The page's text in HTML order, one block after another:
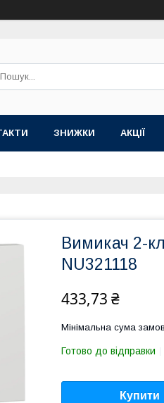
ЗНИЖКИ АКЦІЇ
Вимикач 2-
NU321118
433,73 ₴
Мінімальна сума
Готово до відправки
Купити